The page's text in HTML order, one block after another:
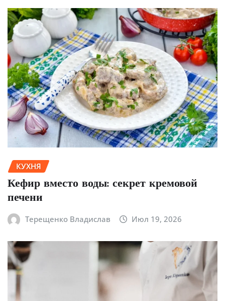
КУХНЯ
Кефир вместо воды: секрет кремовой
печени
Терещенко Владислав Июл 19, 2026